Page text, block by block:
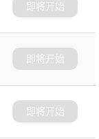
即将开始
即将开始
即将开始